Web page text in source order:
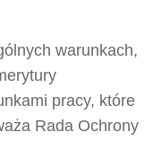
warunkach,
pracy, które
Rada Ochrony